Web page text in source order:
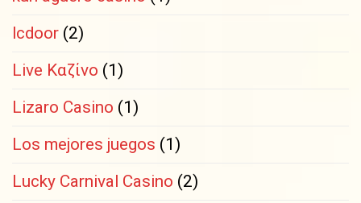
lcdoor (2)
Live Καζίνο (1)
Lizaro Casino (1)
Los mejores juegos (1)
Lucky Carnival Casino (2)